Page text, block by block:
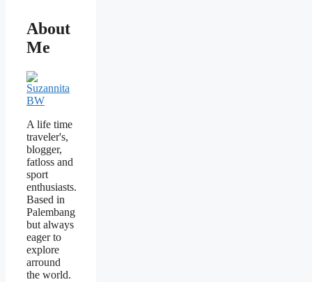
About
Me
A life time
traveler's,
blogger,
fatloss and
sport
enthusiasts.
Based in
Palembang
but always
eager to
explore
arround
the world.